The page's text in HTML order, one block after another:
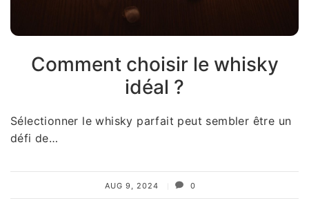
Comment choisir le whisky
idéal ?
Sélectionner le whisky parfait peut sembler être un
défi de…
AUG 9, 2024 0